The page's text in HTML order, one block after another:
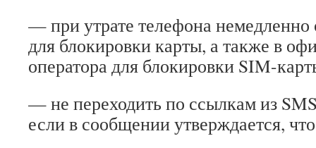
— при утрате телефона немедленно
для блокировки карты, а также в
оператора для блокировки SIM-
— не переходить по ссылкам из
если в сообщении утверждается,